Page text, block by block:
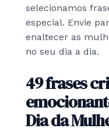
selecionamos
especial. Envie
enaltecer as
no seu dia a dia.
49 frases
Dia da